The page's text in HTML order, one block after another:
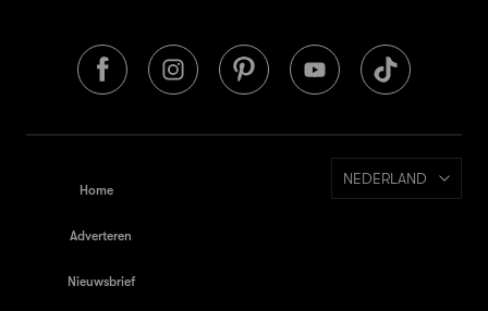
Home
Adverteren
Nieuwsbrief
NEDERLAND